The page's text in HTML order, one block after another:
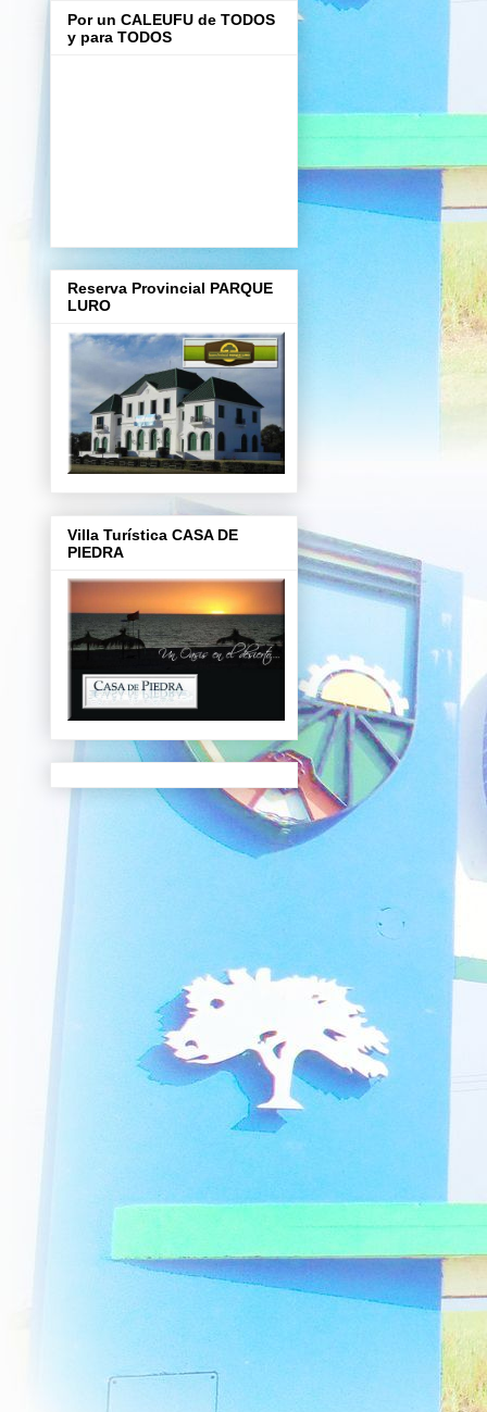
Por un CALEUFU de TODOS
y para TODOS
Reserva Provincial PARQUE
LURO
Villa Turística CASA DE
PIEDRA